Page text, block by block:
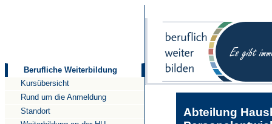
Berufliche Weiterbildung
Kursübersicht
Rund um die Anmeldung
Standort
Abteilung